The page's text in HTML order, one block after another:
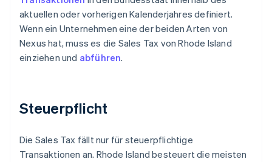
aktuellen oder vorherigen Kalenderjahres definiert.
Wenn ein Unternehmen eine der beiden Arten von
Nexus hat, muss es die Sales Tax von Rhode Island
einziehen und abführen.
Steuerpflicht
Die Sales Tax fällt nur für steuerpflichtige
Transaktionen an. Rhode Island besteuert die meisten